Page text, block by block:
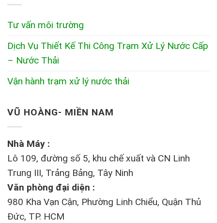
Tư vấn môi trường
Dịch Vụ Thiết Kế Thi Công Trạm Xử Lý Nước Cấp
– Nước Thải
Vận hành trạm xử lý nước thải
VŨ HOÀNG- MIỀN NAM
Nhà Máy :
Lô 109, đường số 5, khu chế xuất và CN Linh
Trung III, Trảng Bảng, Tây Ninh
Văn phòng đại diện :
980 Kha Vạn Cận, Phường Linh Chiểu, Quận Thủ
Đức, TP. HCM